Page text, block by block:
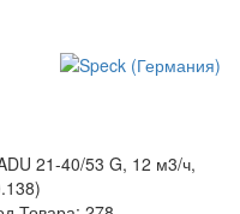
21-40/53 G, 12 м3/ч,